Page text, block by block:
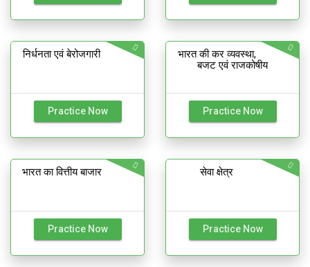
निर्धनता एवं बेरोजगारी
Practice Now
भारत की कर व्यवस्था,
बजट एवं राजकोषीय
Practice Now
भारत का वित्तीय बाजार
Practice Now
सेवा क्षेत्र
Practice Now